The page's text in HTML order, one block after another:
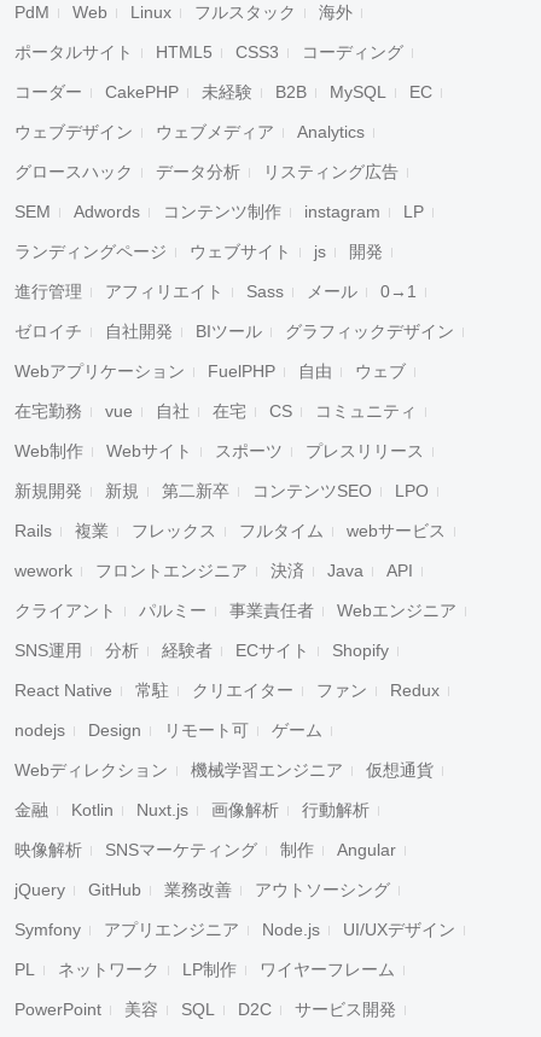
PdM Web Linux フルスタック 海外
ポータルサイト HTML5 CSS3 コーディング
コーダー CakePHP 未経験 B2B MySQL EC
ウェブデザイン ウェブメディア Analytics
グロースハック データ分析 リスティング広告
SEM Adwords コンテンツ制作 instagram LP
ランディングページ ウェブサイト js 開発
進行管理 アフィリエイト Sass メール 0→1
ゼロイチ 自社開発 BIツール グラフィックデザイン
Webアプリケーション FuelPHP 自由 ウェブ
在宅勤務 vue 自社 在宅 CS コミュニティ
Web制作 Webサイト スポーツ プレスリリース
新規開発 新規 第二新卒 コンテンツSEO LPO
Rails 複業 フレックス フルタイム webサービス
wework フロントエンジニア 決済 Java API
クライアント パルミー 事業責任者 Webエンジニア
SNS運用 分析 経験者 ECサイト Shopify
React Native 常駐 クリエイター ファン Redux
nodejs Design リモート可 ゲーム
Webディレクション 機械学習エンジニア 仮想通貨
金融 Kotlin Nuxt.js 画像解析 行動解析
映像解析 SNSマーケティング 制作 Angular
jQuery GitHub 業務改善 アウトソーシング
Symfony アプリエンジニア Node.js UI/UXデザイン
PL ネットワーク LP制作 ワイヤーフレーム
PowerPoint 美容 SQL D2C サービス開発